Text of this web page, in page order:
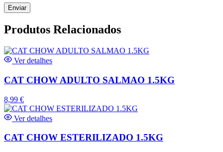
Produtos Relacionados
Ver detalhes
CAT CHOW ADULTO SALMAO 1.5KG
8,99 €
Ver detalhes
CAT CHOW ESTERILIZADO 1.5KG